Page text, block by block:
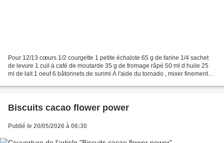
Pour 12/13 cœurs 1/2 courgette 1 petite échalote 65 g de farine 1/4 sachet
de levure 1 cuil à café de moutarde 35 g de fromage râpé 50 ml d huile 25
ml de lait 1 oeuf 6 bâtonnets de surimi À l'aide du tornado , mixer finement
Biscuits cacao flower power
Publié le 20/05/2026 à 06:30